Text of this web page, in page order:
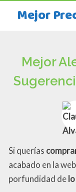
Mejor
Mejor
Si querías
acabado en la
porfundidad de